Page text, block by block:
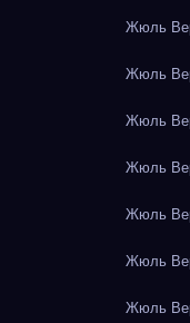
Жюль
Жюль
Жюль
Жюль
Жюль
Жюль
Жюль